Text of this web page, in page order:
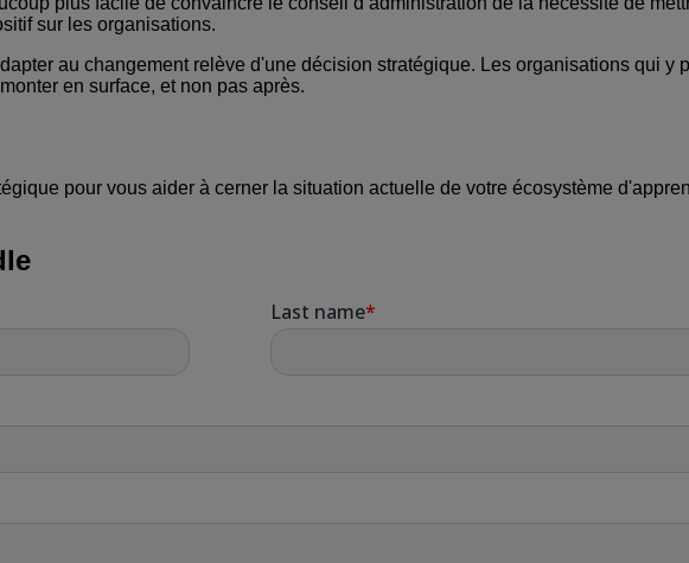
sur les organisations.
au changement relève d'une décision stratégique. Les organisations qui y
en surface, et non pas après.
pour vous aider à cerner la situation actuelle de votre écosystème